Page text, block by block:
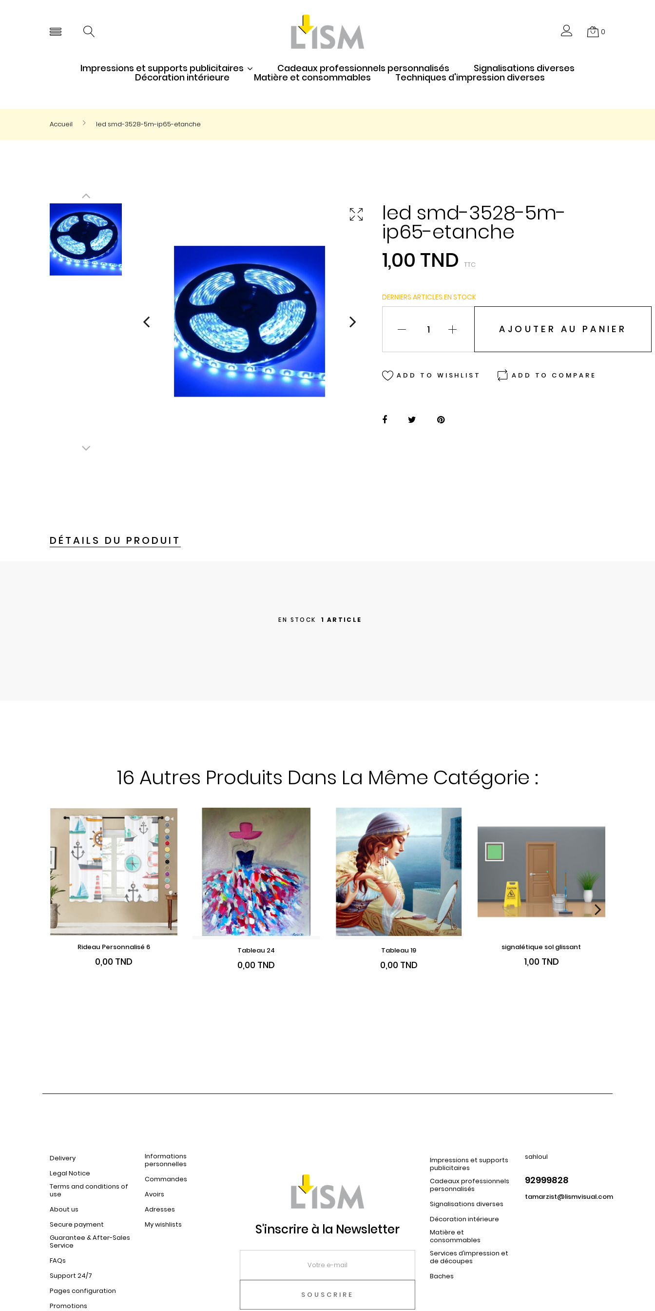
0
Impressions et supports publicitaires Cadeaux professionnels personnalisés Signalisations diverses
Décoration intérieure Matière et consommables Techniques d'impression diverses
Accueil led smd-3528-5m-ip65-etanche
led smd-3528-5m-
ip65-etanche
1,00 TND
TTC
DERNIERS ARTICLES EN STOCK
AJOUTER AU PANIER
ADD TO WISHLIST ADD TO COMPARE
DÉTAILS DU PRODUIT
EN STOCK 1 ARTICLE
16 Autres Produits Dans La Même Catégorie :
Rideau Personnalisé 6
Prix
0,00 TND
VOIR LE PRODUIT Tableau 24
Prix
0,00 TND
VOIR LE PRODUIT Tableau 19
Prix
0,00 TND
VOIR LE PRODUIT
signalétique sol glissant
Prix
1,00 TND
AJOUTER AU PANIER
S'inscrire à la Newsletter
Delivery
Legal Notice
Terms and conditions of
use
About us
Secure payment
Guarantee & After-Sales
Service
FAQs
Support 24/7
Pages configuration
Promotions
Informations
personnelles
Commandes
Avoirs
Adresses
My wishlists
Impressions et supports
publicitaires
Cadeaux professionnels
personnalisés
Signalisations diverses
Décoration intérieure
Matière et
consommables
Services d’impression et
de découpes
Baches
sahloul
92999828
tamarzist@lismvisual.com